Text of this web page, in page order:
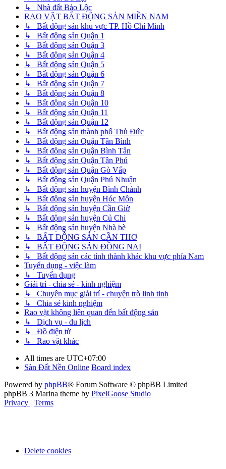
↳ Nhà đất Bảo Lộc
RAO VẶT BẤT ĐỘNG SẢN MIỀN NAM
↳ Bất động sản khu vực TP. Hồ Chí Minh
↳ Bất động sản Quận 1
↳ Bất động sản Quận 3
↳ Bất động sản Quận 4
↳ Bất động sản Quận 5
↳ Bất động sản Quận 6
↳ Bất động sản Quận 7
↳ Bất động sản Quận 8
↳ Bất động sản Quận 10
↳ Bất động sản Quận 11
↳ Bất động sản Quận 12
↳ Bất động sản thành phố Thủ Đức
↳ Bất động sản Quận Tân Bình
↳ Bất động sản Quận Bình Tân
↳ Bất động sản Quận Tân Phú
↳ Bất động sản Quận Gò Vấp
↳ Bất động sản Quận Phú Nhuận
↳ Bất động sản huyện Bình Chánh
↳ Bất động sản huyện Hóc Môn
↳ Bất động sản huyện Cần Giờ
↳ Bất động sản huyện Củ Chi
↳ Bất động sản huyện Nhà bè
↳ BẤT ĐỘNG SẢN CẦN THƠ
↳ BẤT ĐỘNG SẢN ĐỒNG NAI
↳ Bất động sản các tỉnh thành khác khu vực phía Nam
Tuyển dụng - việc làm
↳ Tuyển dụng
Giải trí - chia sẻ - kinh nghiệm
↳ Chuyên mục giải trí - chuyện trò linh tinh
↳ Chia sẻ kinh nghiệm
Rao vặt không liên quan đến bất động sản
↳ Dịch vụ - du lịch
↳ Đồ điện tử
↳ Rao vặt khác
All times are UTC+07:00
Sàn Đất Nền Online Board index
Powered by phpBB® Forum Software © phpBB Limited
phpBB 3 Marina theme by PixelGoose Studio
Privacy | Terms
Delete cookies